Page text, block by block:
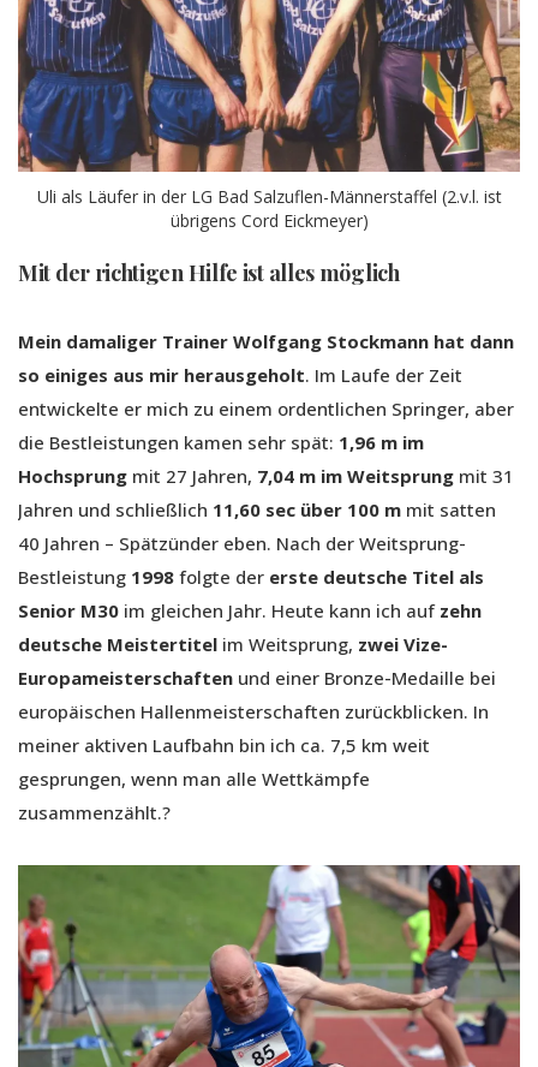
Uli als Läufer in der LG Bad Salzuflen-Männerstaffel (2.v.l. ist
übrigens Cord Eickmeyer)
Mit der richtigen Hilfe ist alles möglich
Mein damaliger Trainer Wolfgang Stockmann hat dann
so einiges aus mir herausgeholt. Im Laufe der Zeit
entwickelte er mich zu einem ordentlichen Springer, aber
die Bestleistungen kamen sehr spät: 1,96 m im
Hochsprung mit 27 Jahren, 7,04 m im Weitsprung mit 31
Jahren und schließlich 11,60 sec über 100 m mit satten
40 Jahren – Spätzünder eben. Nach der Weitsprung-
Bestleistung 1998 folgte der erste deutsche Titel als
Senior M30 im gleichen Jahr. Heute kann ich auf zehn
deutsche Meistertitel im Weitsprung, zwei Vize-
Europameisterschaften und einer Bronze-Medaille bei
europäischen Hallenmeisterschaften zurückblicken. In
meiner aktiven Laufbahn bin ich ca. 7,5 km weit
gesprungen, wenn man alle Wettkämpfe
zusammenzählt.?